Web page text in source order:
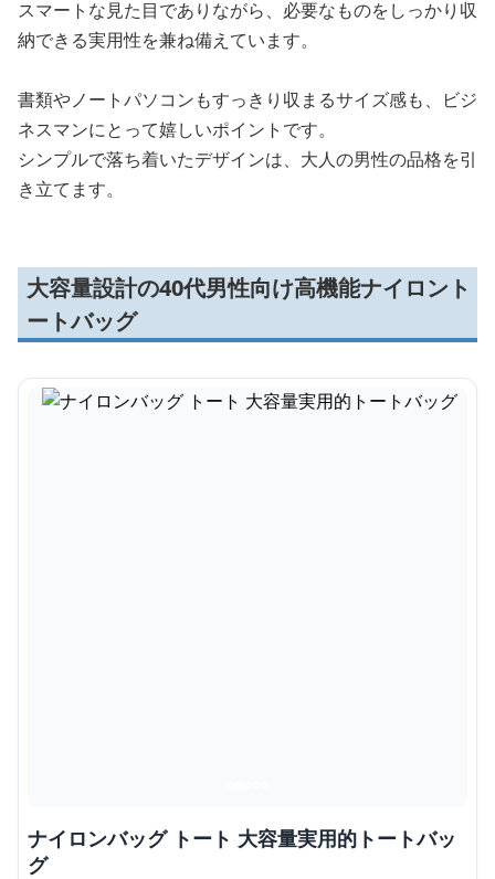
スマートな見た目でありながら、必要なものをしっかり収
納できる実用性を兼ね備えています。
書類やノートパソコンもすっきり収まるサイズ感も、ビジ
ネスマンにとって嬉しいポイントです。
シンプルで落ち着いたデザインは、大人の男性の品格を引
き立てます。
大容量設計の40代男性向け高機能ナイロント
ートバッグ
ナイロンバッグ トート 大容量実用的トートバッ
グ